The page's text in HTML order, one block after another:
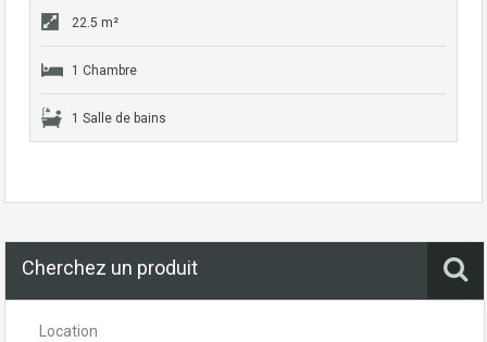
22.5 m²
1 Chambre
1 Salle de bains
Cherchez un produit
Location